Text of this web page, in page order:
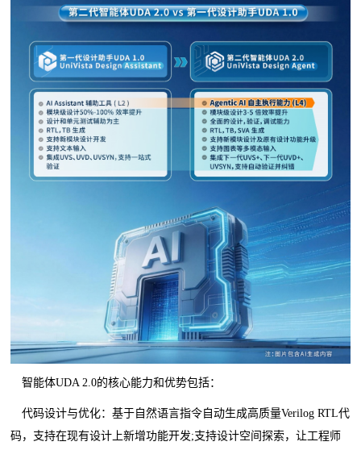
智能体UDA 2.0的核心能力和优势包括：
代码设计与优化：基于自然语言指令自动生成高质量Verilog RTL代
码，支持在现有设计上新增功能开发;支持设计空间探索，让工程师